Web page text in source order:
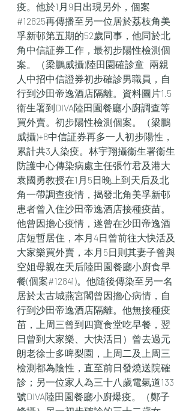
疫。他於1月9日出現另外，個案
#12825再傳播至另一位居於荔枝角美
孚新邨第五期的52歲同事，他同於北
角中信証券工作，最初步陽性檢測個
案。（梁鵬威攝)陸田園確診童   兩親
人中招中信證券初步確診男職員，自
行到沙田帝逸酒店隔離。資料圖片1.5
衞生署到DIVA陸田園餐廳小廚調查等
買外賣。初步陽性檢測個案。（梁鵬
威攝)+8中信証券再多一人初步陽性，
累計共3人染疫。林宇翔攝衞生署衞生
防護中心傳染病處主任張竹君及港大
袁國勇教授在1月5日晚上到天后及北
角一帶調查疫情，揭發北角美孚新邨
患者曾入住沙田帝逸酒店接種疫苗。
他曾因擔心疫情，遂曾在沙田帝逸酒
店短暫居住，本月4日曾前往大快活及
大家樂買外賣，本月5日則其妻子曾與
空姐母親在天后陸田園餐廳小廚食早
餐(個案#12841)。他隨後傳染至另一名
居於太古城燕宮閣曾因擔心病情，自
行到沙田帝逸酒店隔離。他無接種疫
苗，上周三曾到四寶食堂吃早餐，翌
日曾到大家樂、大快活日）曾去過元
朗老徐士多啤梨園，上周二及上周三
檢測都為陰性，直至前日發燒送院確
診；另一位家人為三十八歲電氣道133
號DIVA陸田園餐廳小廚爆疫。（鄭子